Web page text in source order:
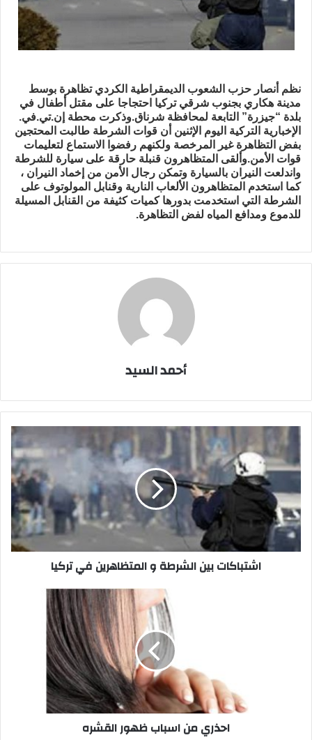
نظم أنصار حزب الشعوب الديمقراطية الكردي تظاهرة بوسط
مدينة هكاري بجنوب شرقي تركيا احتجاجا على مقتل أطفال في
بلدة “جيزرة” التابعة لمحافظة شرناق.وذكرت محطة إن.تي.في.
الإخبارية التركية اليوم الإثنين أن قوات الشرطة طالبت المحتجين
بفض التظاهرة غير المرخصة ولكنهم رفضوا الاستماع لتعليمات
قوات الأمن.وألقى المتظاهرون قنبلة حارقة على سيارة للشرطة
واندلعت النيران بالسيارة وتمكن رجال الأمن من إخماد النيران ،
كما استخدم المتظاهرون الألعاب النارية وقنابل المولوتوف على
الشرطة التي استخدمت بدورها كميات كثيفة من القنابل المسيلة
للدموع ومدافع المياه لفض التظاهرة.
أحمد السيد
اشتباكات
الشرطة
و
المتظاهرين
في
تركيا
اشتباكات بين الشرطة و المتظاهرين في تركيا
احذري من اسباب ظهور القشره